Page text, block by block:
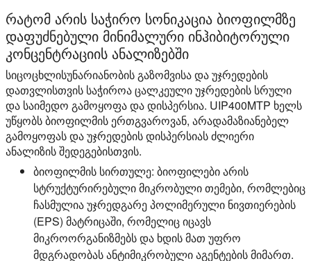
რატომ არის საჭირო სონიკაცია ბიოფილმზე
დაფუძნებული მინიმალური ინჰიბიტორული
კონცენტრაციის ანალიზებში
სიცოცხლისუნარიანობის გაზომვისა და უჯრედების
დათვლისთვის საჭიროა ცალკეული უჯრედების სრული
და საიმედო გამოყოფა და დისპერსია. UIP400MTP ხელს
უწყობს ბიოფილმის ერთგვაროვან, არადამაზიანებელ
გამოყოფას და უჯრედების დისპერსიას ძლიერი
ანალიზის შედეგებისთვის.
ბიოფილმის სირთულე: ბიოფილები არის
სტრუქტურირებული მიკრობული თემები, რომლებიც
ჩასმულია უჯრედგარე პოლიმერული ნივთიერების
(EPS) მატრიცაში, რომელიც იცავს
მიკროორგანიზმებს და ხდის მათ უფრო
მდგრადობას ანტიმიკრობული აგენტების მიმართ.